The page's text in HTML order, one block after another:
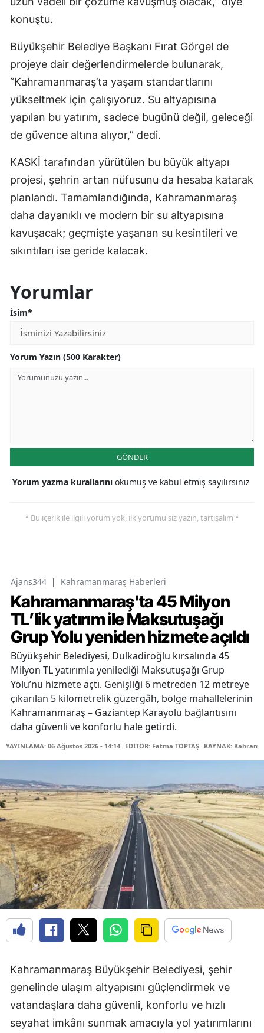
konuştu.
Büyükşehir Belediye Başkanı Fırat Görgel de
projeye dair değerlendirmelerde bulunarak,
“Kahramanmaraş’ta yaşam standartlarını
yükseltmek için çalışıyoruz. Su altyapısına
yapılan bu yatırım, sadece bugünü değil, geleceği
de güvence altına alıyor,” dedi.
KASKİ tarafından yürütülen bu büyük altyapı
projesi, şehrin artan nüfusunu da hesaba katarak
planlandı. Tamamlandığında, Kahramanmaraş
daha dayanıklı ve modern bir su altyapısına
kavuşacak; geçmişte yaşanan su kesintileri ve
sıkıntıları ise geride kalacak.
Yorumlar
İsim*
Yorum Yazın (500 Karakter)
GÖNDER
Yorum yazma kurallarını okumuş ve kabul etmiş sayılırsınız
* Bu içerik ile ilgili yorum yok, ilk yorumu siz yazın, tartışalım *
Ajans344 | Kahramanmaraş Haberleri
Kahramanmaraş'ta 45 Milyon
TL’lik yatırım ile Maksutuşağı
Grup Yolu yeniden hizmete açıldı
Büyükşehir Belediyesi, Dulkadiroğlu kırsalında 45
Milyon TL yatırımla yenilediği Maksutuşağı Grup
Yolu’nu hizmete açtı. Genişliği 6 metreden 12 metreye
çıkarılan 5 kilometrelik güzergâh, bölge mahallelerinin
Kahramanmaraş – Gaziantep Karayolu bağlantısını
daha güvenli ve konforlu hale getirdi.
YAYINLAMA: 06 Ağustos 2026 - 14:14 EDİTÖR: Fatma TOPTAŞ KAYNAK:
Kahramanmaraş Büyükşehir Belediyesi, şehir
genelinde ulaşım altyapısını güçlendirmek ve
vatandaşlara daha güvenli, konforlu ve hızlı
seyahat imkânı sunmak amacıyla yol yatırımlarını